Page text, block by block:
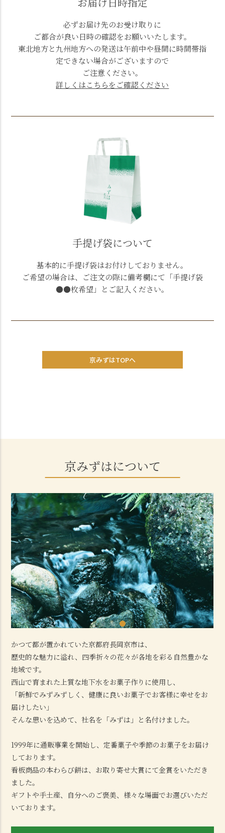
必ずお届け先のお受け取りに
ご都合が良い日時の確認をお願いいたします。
東北地方と九州地方への発送は午前中や昼間に時間帯指
定できない場合がございますので
ご注意ください。
詳しくはこちらをご確認ください
手提げ袋について
基本的に手提げ袋はお付けしておりません。
ご希望の場合は、ご注文の際に備考欄にて「手提げ袋
●●枚希望」とご記入ください。
京みずはTOPへ
京みずはについて
かつて都が置かれていた京都府長岡京市は、
歴史的な魅力に溢れ、四季折々の花々が各地を彩る自然豊かな
地域です。
西山で育まれた上質な地下水をお菓子作りに使用し、
「新鮮でみずみずしく、健康に良いお菓子でお客様に幸せをお
届けしたい」
そんな思いを込めて、社名を「みずは」と名付けました。
1999年に通販事業を開始し、定番菓子や季節のお菓子をお届け
しております。
看板商品の本わらび餅は、お取り寄せ大賞にて金賞をいただき
ました。
ギフトや手土産、自分へのご褒美、様々な場面でお選びいただ
いております。